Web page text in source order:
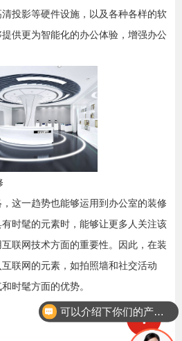
投影等硬件设施，以及各种各样的软
供更为智能化的办公体验，增强办公
这一趋势也能够运用到办公室的装修
时髦的元素时，能够让更多人关注该
联网技术方面的重要性。因此，在装
联网的元素，如拍照墙和社交活动
时髦方面的优势。
可以介绍下你们的产品么